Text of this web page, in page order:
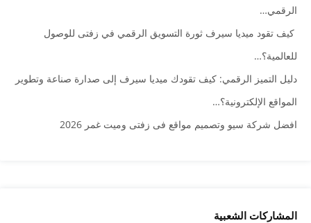
الرقمي…
كيف تقود ميديا سيرف ثورة التسويق الرقمي في زفتى للوصول
للعالمية؟…
دليل التميز الرقمي: كيف تقودك ميديا سيرف إلى صدارة صناعة وتطوير
المواقع الإلكترونية؟…
افضل شركة سيو وتصميم مواقع فى زفتى وميت غمر 2026
المشاركات الشعبية